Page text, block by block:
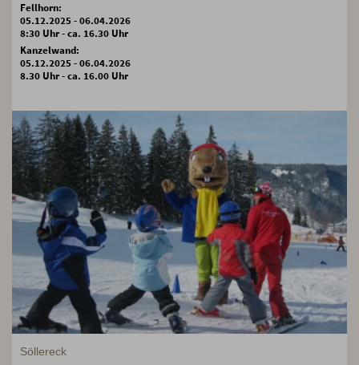
Fellhorn:
05.12.2025 - 06.04.2026
8:30 Uhr - ca. 16.30 Uhr
Kanzelwand:
05.12.2025 - 06.04.2026
8.30 Uhr - ca. 16.00 Uhr
Söllereck